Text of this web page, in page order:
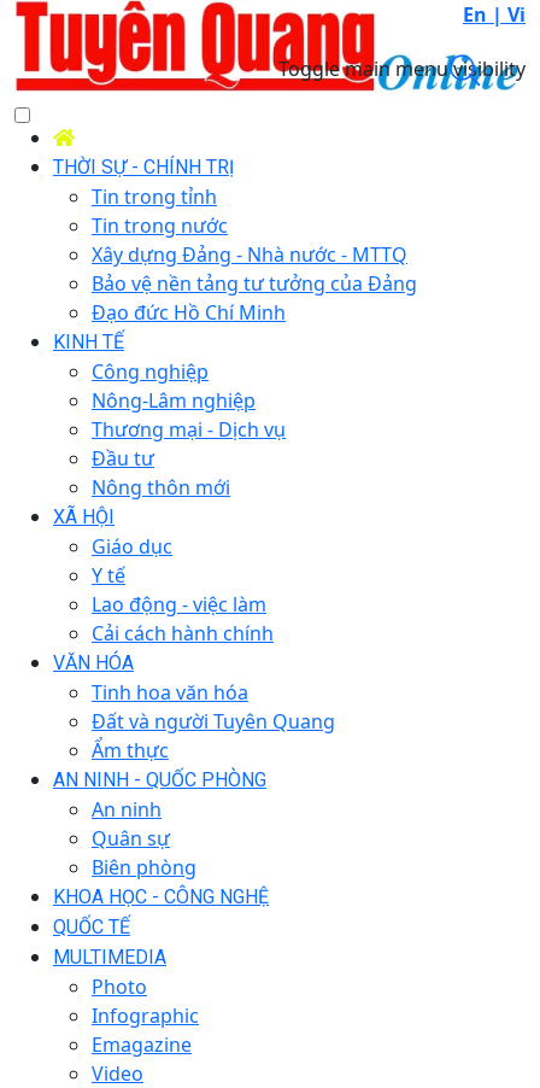
En | Vi
Toggle main menu visibility
THỜI SỰ - CHÍNH TRỊ
Tin trong tỉnh
Tin trong nước
Xây dựng Đảng - Nhà nước - MTTQ
Bảo vệ nền tảng tư tưởng của Đảng
Đạo đức Hồ Chí Minh
KINH TẾ
Công nghiệp
Nông-Lâm nghiệp
Thương mại - Dịch vụ
Đầu tư
Nông thôn mới
XÃ HỘI
Giáo dục
Y tế
Lao động - việc làm
Cải cách hành chính
VĂN HÓA
Tinh hoa văn hóa
Đất và người Tuyên Quang
Ẩm thực
AN NINH - QUỐC PHÒNG
An ninh
Quân sự
Biên phòng
KHOA HỌC - CÔNG NGHỆ
QUỐC TẾ
MULTIMEDIA
Photo
Infographic
Emagazine
Video